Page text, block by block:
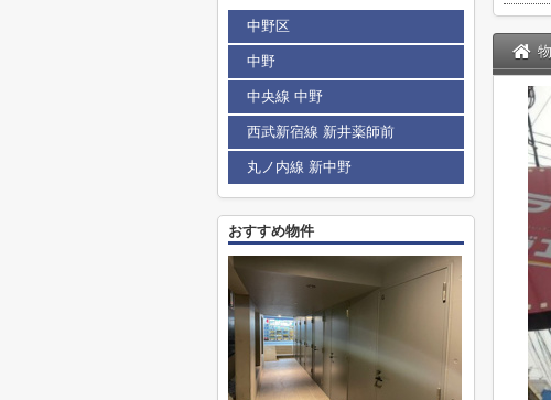
中野区
中野
中央線 中野
西武新宿線 新井薬師前
丸ノ内線 新中野
おすすめ物件